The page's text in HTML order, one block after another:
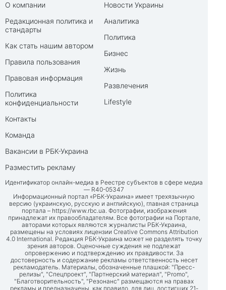
О компании
Редакционная политика и
стандарты
Как стать нашим автором
Правила пользования
Правовая информация
Политика
конфиденциальности
Контакты
Команда
Вакансии в РБК-Украина
Разместить рекламу
Новости Украины
Аналитика
Политика
Бизнес
Жизнь
Развлечения
Lifestyle
Идентификатор онлайн-медиа в Реестре субъектов в сфере медиа
— R40-05347
Информационный портал «РБК-Украина» имеет трехязычную
версию (украинскую, русскую и английскую), главная страница
портала – https://www.rbc.ua. Фотографии, изображения
принадлежат их правообладателям. Все фотографии на Портале,
авторами которых являются журналисты РБК-Украина,
размещены на условиях лицензии Creative Commons Attribution
4.0 International. Редакция РБК-Украина может не разделять точку
зрения авторов. Оценочные суждения не подлежат
опровержению и подтверждению их правдивости. За
достоверность и содержание рекламы ответственность несет
рекламодатель. Материалы, обозначенные плашкой: "Пресс-
релизы", "Спецпроект", "Партнерский материал", "Promo",
"Благотворительность", "Резонанс" размещаются на правах
рекламы и предназначены, как правило, для лиц, достигших 21-